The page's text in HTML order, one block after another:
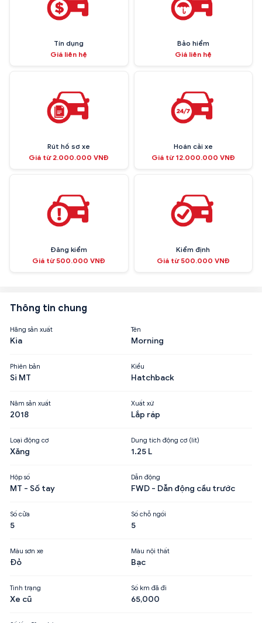
Tín dụng
Giá liên hệ
Bảo hiểm
Giá liên hệ
Rút hồ sơ xe
Giá từ 2.000.000 VNĐ
Hoán cải xe
Giá từ 12.000.000 VNĐ
Đăng kiểm
Giá từ 500.000 VNĐ
Kiểm định
Giá từ 500.000 VNĐ
Thông tin chung
Hãng sản xuất
Kia
Tên
Morning
Phiên bản
Si MT
Kiểu
Hatchback
Năm sản xuất
2018
Xuất xứ
Lắp ráp
Loại động cơ
Xăng
Dung tích động cơ (lít)
1.25 L
Hộp số
MT - Số tay
Dẫn động
FWD - Dẫn động cầu trước
Số cửa
5
Số chỗ ngồi
5
Màu sơn xe
Đỏ
Màu nội thất
Bạc
Tình trạng
Xe cũ
Số km đã đi
65,000